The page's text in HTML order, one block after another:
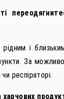
і
За
респіраторі.